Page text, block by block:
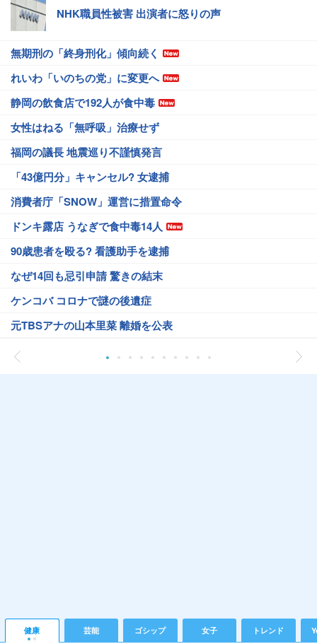
NHK職員性被害 出演者に怒りの声
無期刑の「終身刑化」傾向続く
れいわ「いのちの党」に変更へ
静岡の飲食店で192人が食中毒
女性はねる「無呼吸」治療せず
福岡の議長 地震巡り不謹慎発言
「43億円分」キャンセル? 女逮捕
消費者庁「SNOW」運営に措置命令
ドンキ露店 うなぎで食中毒14人
90歳患者を殴る? 看護助手を逮捕
なぜ14回も忌引申請 驚きの結末
ケンコバ コロナで謎の後遺症
元TBSアナの山本里菜 離婚を公表
健康 芸能 ゴシップ 女子 トレンド